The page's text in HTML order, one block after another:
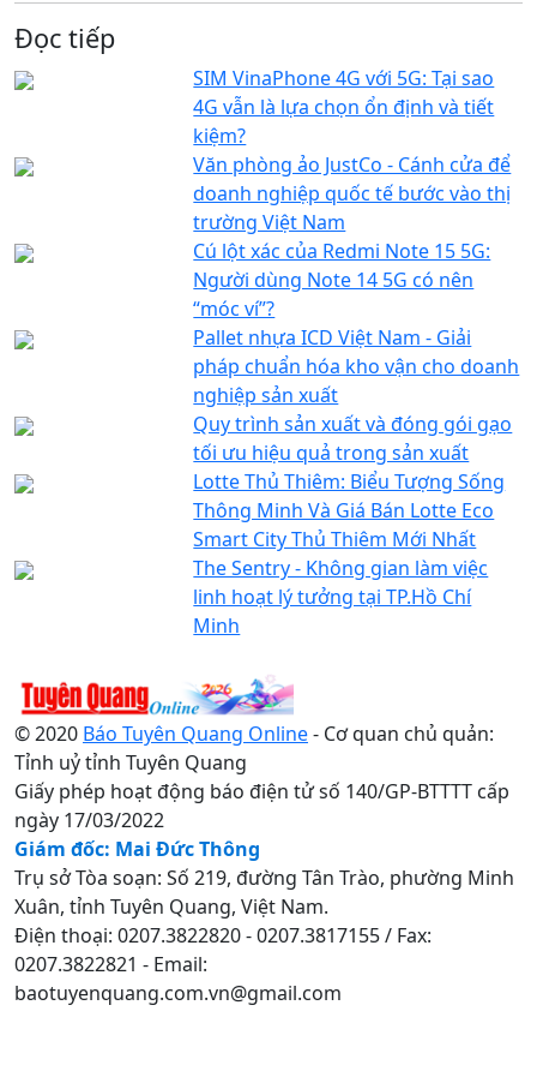
Đọc tiếp
SIM VinaPhone 4G với 5G: Tại sao
4G vẫn là lựa chọn ổn định và tiết
kiệm?
Văn phòng ảo JustCo - Cánh cửa để
doanh nghiệp quốc tế bước vào thị
trường Việt Nam
Cú lột xác của Redmi Note 15 5G:
Người dùng Note 14 5G có nên
“móc ví”?
Pallet nhựa ICD Việt Nam - Giải
pháp chuẩn hóa kho vận cho doanh
nghiệp sản xuất
Quy trình sản xuất và đóng gói gạo
tối ưu hiệu quả trong sản xuất
Lotte Thủ Thiêm: Biểu Tượng Sống
Thông Minh Và Giá Bán Lotte Eco
Smart City Thủ Thiêm Mới Nhất
The Sentry - Không gian làm việc
linh hoạt lý tưởng tại TP.Hồ Chí
Minh
© 2020 Báo Tuyên Quang Online- Cơ quan chủ quản:
Tỉnh uỷ tỉnh Tuyên Quang
Giấy phép hoạt động báo điện tử số 140/GP-BTTTT cấp
ngày 17/03/2022
Giám đốc: Mai Đức Thông
Trụ sở Tòa soạn: Số 219, đường Tân Trào, phường Minh
Xuân, tỉnh Tuyên Quang, Việt Nam.
Điện thoại: 0207.3822820 - 0207.3817155 / Fax:
0207.3822821 - Email:
baotuyenquang.com.vn@gmail.com